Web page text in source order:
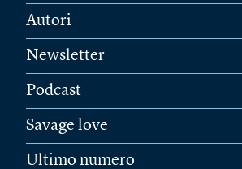
Autori
Newsletter
Podcast
Savage love
Ultimo numero